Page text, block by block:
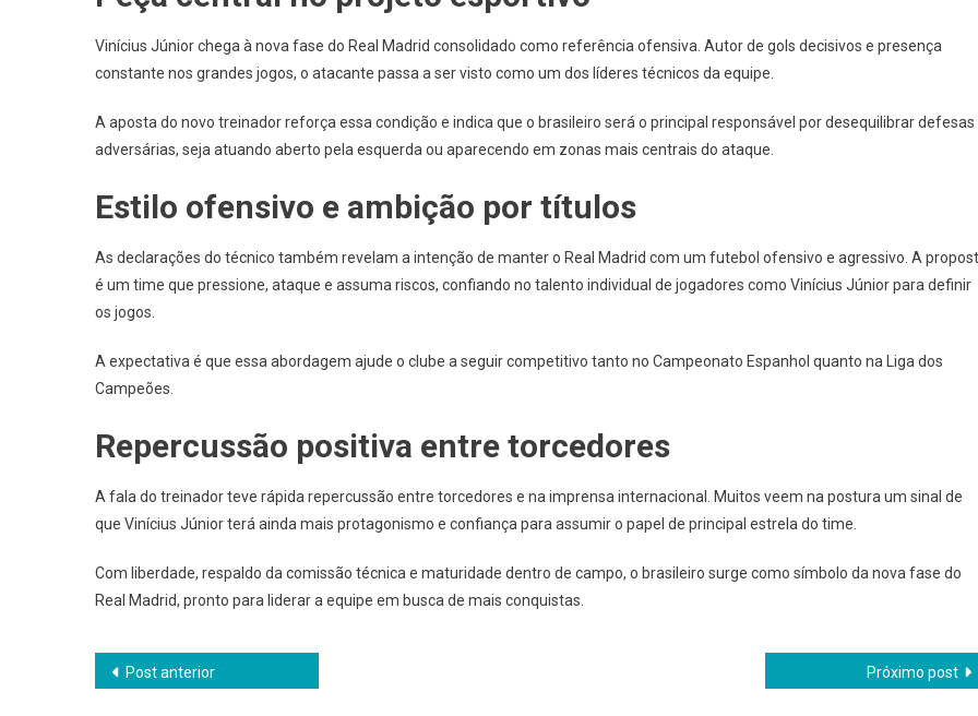
Vinícius Júnior chega à nova fase do Real Madrid consolidado como referência ofensiva. Autor de gols decisivos e presença
constante nos grandes jogos, o atacante passa a ser visto como um dos líderes técnicos da equipe.
A aposta do novo treinador reforça essa condição e indica que o brasileiro será o principal responsável por desequilibrar defesas
adversárias, seja atuando aberto pela esquerda ou aparecendo em zonas mais centrais do ataque.
Estilo ofensivo e ambição por títulos
As declarações do técnico também revelam a intenção de manter o Real Madrid com um futebol ofensivo e agressivo. A
é um time que pressione, ataque e assuma riscos, confiando no talento individual de jogadores como Vinícius Júnior para definir
os jogos.
A expectativa é que essa abordagem ajude o clube a seguir competitivo tanto no Campeonato Espanhol quanto na Liga dos
Campeões.
Repercussão positiva entre torcedores
A fala do treinador teve rápida repercussão entre torcedores e na imprensa internacional. Muitos veem na postura um sinal de
que Vinícius Júnior terá ainda mais protagonismo e confiança para assumir o papel de principal estrela do time.
Com liberdade, respaldo da comissão técnica e maturidade dentro de campo, o brasileiro surge como símbolo da nova fase do
Real Madrid, pronto para liderar a equipe em busca de mais conquistas.
Navegação
Post anterior Próximo post